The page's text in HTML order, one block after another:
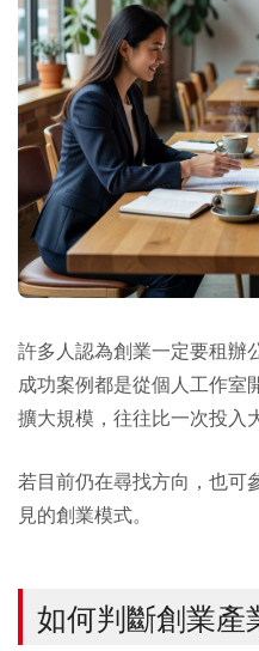
許多人認為創業一定要租辦
成功案例都是從個人工作室
擴大規模，往往比一次投入
若目前仍在尋找方向，也可
見的創業模式。
如何判斷創業產